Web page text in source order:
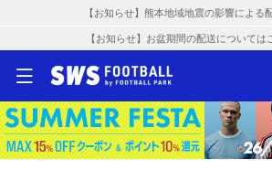
【お知らせ】熊本地域地震の影響による
【お知らせ】お盆期間の配送については